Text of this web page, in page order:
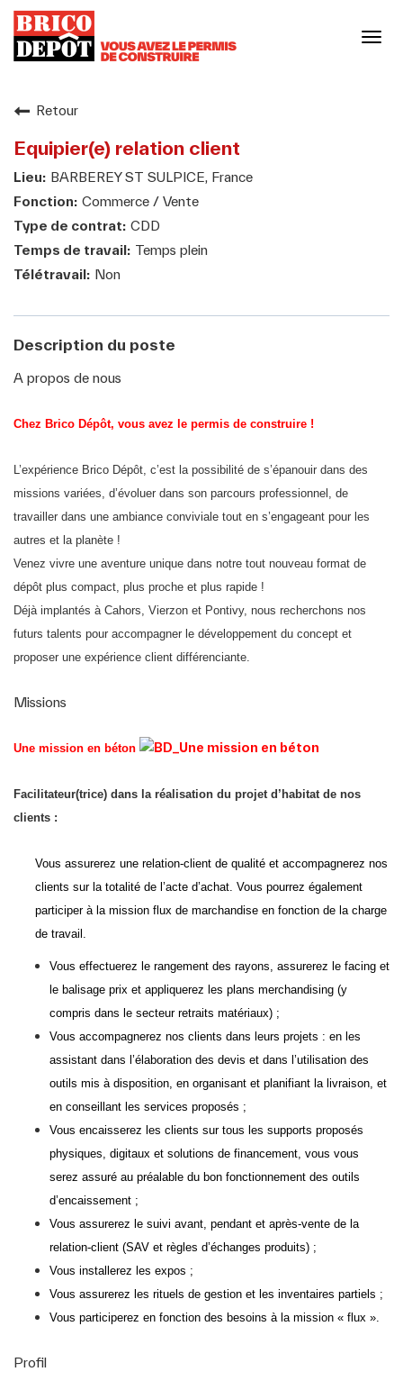
Notre enseigne
Notre culture
Nos engagements responsables
Nos métiers
Votre carrière
Retour
Equipier(e) relation client
BARBEREY ST SULPICE, France
Commerce / Vente
CDD
Temps plein
Non
Description du poste
A propos de nous
Chez Brico Dépôt, vous avez le permis de construire !
L’expérience Brico Dépôt, c’est la possibilité de s’épanouir dans des
missions variées, d’évoluer dans son parcours professionnel, de
travailler dans une ambiance conviviale tout en s’engageant pour les
autres et la planète !
Venez vivre une aventure unique dans notre tout nouveau format de
dépôt plus compact, plus proche et plus rapide !
Déjà implantés à Cahors, Vierzon et Pontivy, nous recherchons nos
futurs talents pour accompagner le développement du concept et
proposer une expérience client différenciante.
Missions
Une mission en béton
Facilitateur(trice) dans la réalisation du projet d’habitat de nos
clients :
Vous assurerez une relation-client de qualité et accompagnerez nos
clients sur la totalité de l’acte d’achat. Vous pourrez également
participer à la mission flux de marchandise en fonction de la charge
de travail.
Vous effectuerez le rangement des rayons, assurerez le facing et
le balisage prix et appliquerez les plans merchandising (y
compris dans le secteur retraits matériaux) ;
Vous accompagnerez nos clients dans leurs projets : en les
assistant dans l’élaboration des devis et dans l’utilisation des
outils mis à disposition, en organisant et planifiant la livraison, et
en conseillant les services proposés ;
Vous encaisserez les clients sur tous les supports proposés
physiques, digitaux et solutions de financement, vous vous
serez assuré au préalable du bon fonctionnement des outils
d’encaissement ;
Vous assurerez le suivi avant, pendant et après-vente de la
relation-client (SAV et règles d’échanges produits) ;
Vous installerez les expos ;
Vous assurerez les rituels de gestion et les inventaires partiels ;
Vous participerez en fonction des besoins à la mission « flux ».
Profil